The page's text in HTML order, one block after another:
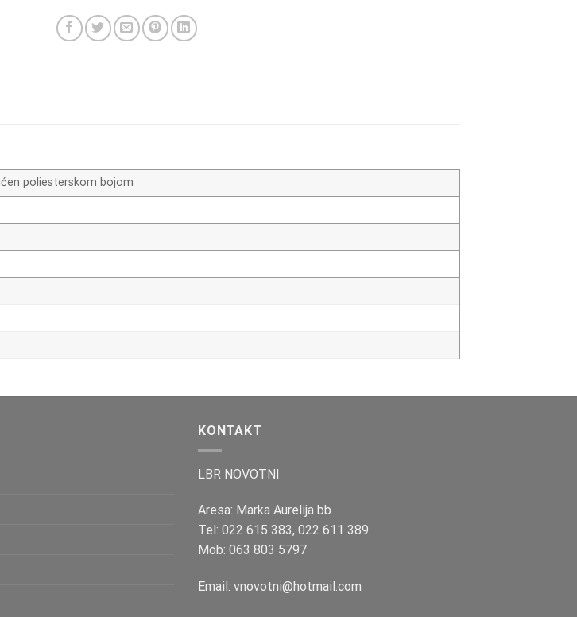
poliesterskom bojom
KONTAKT
LBR NOVOTNI
Aresa: Marka Aurelija bb
Tel: 022 615 383, 022 611 389
Mob: 063 803 5797
Email: vnovotni@hotmail.com